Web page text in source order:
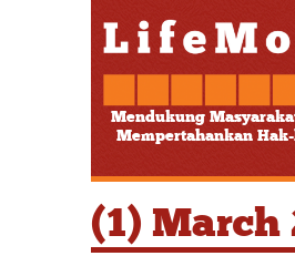
Mendukung
Mempertahankan
(1) March